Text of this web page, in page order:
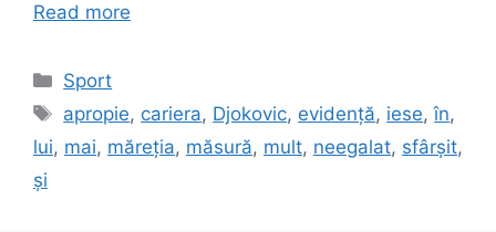
Read more
Categories
Sport
Tags
apropie, cariera, Djokovic, evidență, iese,în,
lui, mai, măreția, măsură, mult, neegalat, sfârșit,
și